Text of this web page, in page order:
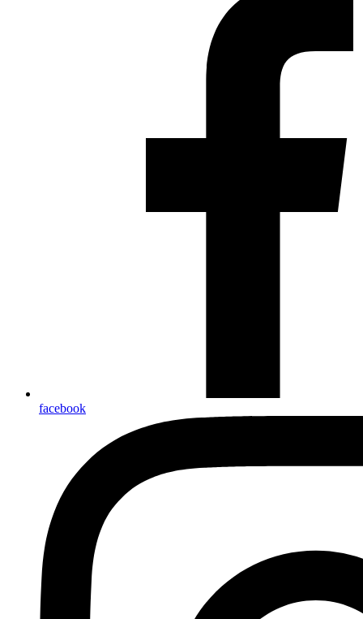
facebook